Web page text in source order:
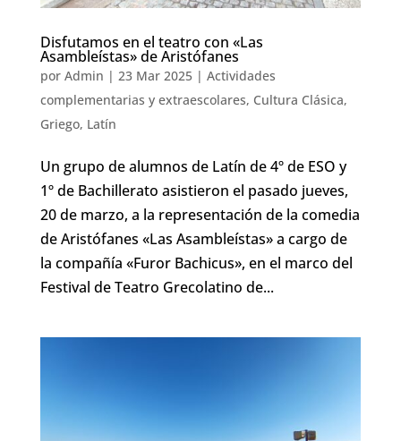
Disfutamos en el teatro con «Las
Asambleístas» de Aristófanes
por Admin | 23 Mar 2025| Actividades
complementarias y extraescolares, Cultura Clásica,
Griego, Latín
Un grupo de alumnos de Latín de 4º de ESO y
1º de Bachillerato asistieron el pasado jueves,
20 de marzo, a la representación de la comedia
de Aristófanes «Las Asambleístas» a cargo de
la compañía «Furor Bachicus», en el marco del
Festival de Teatro Grecolatino de...